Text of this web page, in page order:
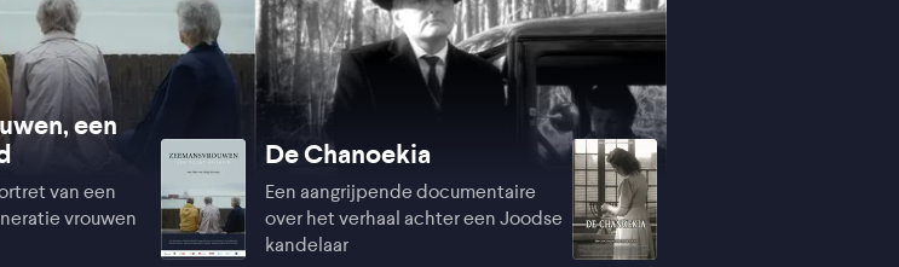
een
van een
vrouwen
De Chanoekia
Een aangrijpende documentaire
over het verhaal achter een Joodse
kandelaar